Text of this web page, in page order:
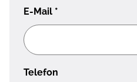
E-Mail *
Telefon